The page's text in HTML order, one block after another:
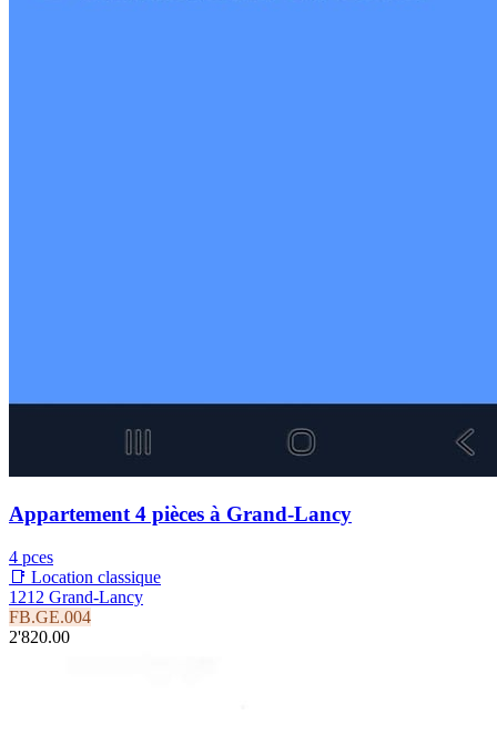
Appartement 4 pièces à Grand-Lancy
4 pces
📑 Location classique
1212 Grand-Lancy
FB.GE.004
2'820.00